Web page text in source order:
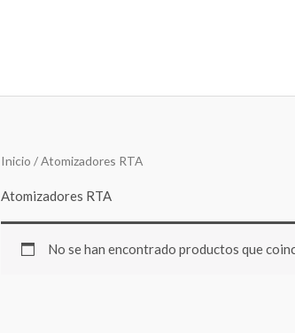
Inicio / Atomizadores RTA
Atomizadores RTA
No se han encontrado productos que